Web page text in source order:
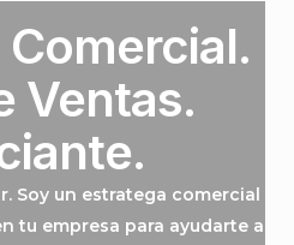
Ventas.
Soy un estratega comercial
tu empresa para ayudarte a